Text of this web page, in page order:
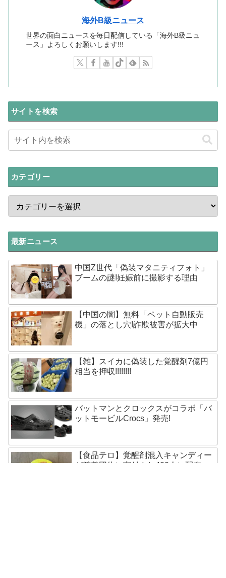
海外B級ニュース
世界の面白ニュースを毎日配信している「海外B級ニュ
ース」よろしくお願いします!!!
サイトを検索
カテゴリー
最新ニュース
中国Z世代「偽装マタニティフォト」
ブームの謎!妊娠前に撮影する理由
【中国の闇】無料「ペット自動販売
機」の落とし穴!詐欺被害が拡大中
【雑】スイカに偽装した覚醒剤7億円
相当を押収!!!!!!!!
バットマンとクロックスがコラボ「バ
ットモービルCrocs」発売!
【食品テロ】覚醒剤混入キャンディー
が慈善団体に寄付され400人に配布